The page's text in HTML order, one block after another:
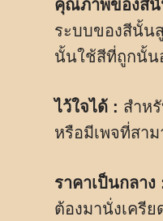
คุณภาพของสี
ระบบของสีนั้น
นั้นใช้สีที่ถูกนั้น
ไว้ใจได้ : สำห
หรือมีเพจที่สา
ราคาเป็นกลาง
ต้องมานั่งเครี